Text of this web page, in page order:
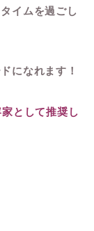
イムを過ごし
になれます！
として推奨し